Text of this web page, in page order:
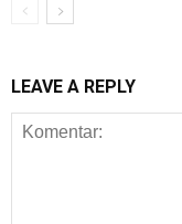
LEAVE A REPLY